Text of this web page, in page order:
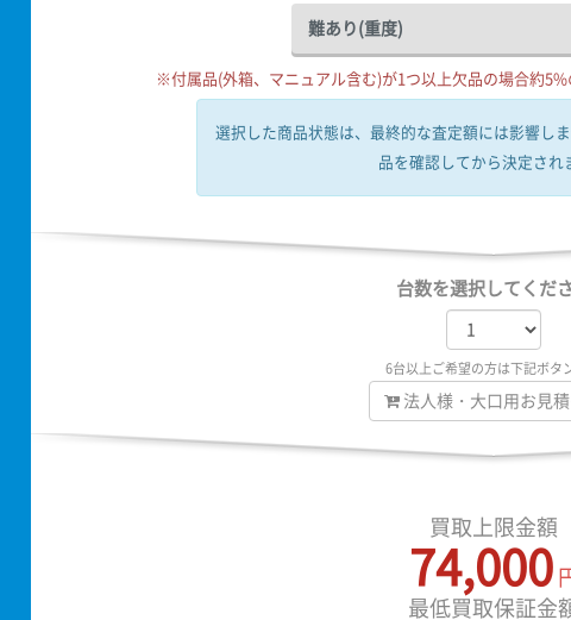
難あり(重度)
※付属品(外箱、マニュアル含む)が1つ以上欠品の場合約
選択した商品状態は、最終的な査定額には影響しま
品を確認してから決定され
台数を選択してくだ
6台以上ご希望の方は下記ボタ
法人様・大口用お見積
買取上限金額
74,000
最低買取保証金